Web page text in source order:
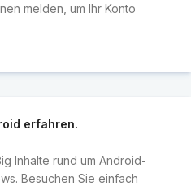
melden, um Ihr Konto
erfahren.
Inhalte rund um Android-
Besuchen Sie einfach